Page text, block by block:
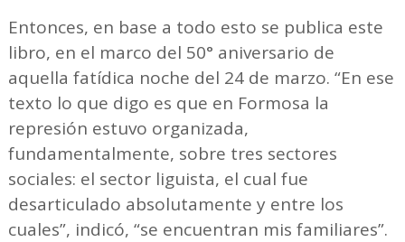
Entonces, en base a todo esto se publica este
libro, en el marco del 50° aniversario de
aquella fatídica noche del 24 de marzo. “En ese
texto lo que digo es que en Formosa la
represión estuvo organizada,
fundamentalmente, sobre tres sectores
sociales: el sector liguista, el cual fue
desarticulado absolutamente y entre los
cuales”, indicó, “se encuentran mis familiares”.